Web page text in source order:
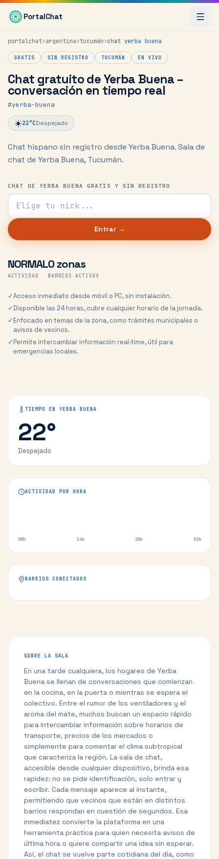
Saltar al contenido principal
PortalChat
portalchat›argentina›tucumán›chat yerba buena
GRATIS SIN REGISTRO TUCUMÁN EN VIVO
Chat gratuito de Yerba Buena –
conversación en tiempo real
#yerba-buena
☀️22°CDespejado
Chat hispano sin registro desde Yerba Buena.Sala de
chat de Yerba Buena, Tucumán.
CHAT DE YERBA BUENA GRATIS Y SIN REGISTRO
Tu nick para el chat
Entrar →
NORMAL
ACTIVIDAD
0 zonas
BARRIOS ACTIVOS
✓Acceso inmediato desde móvil o PC, sin instalación.
✓Disponible las 24 horas, cubre cualquier horario de la jornada.
✓Enfocado en temas de la zona, como trámites municipales o
avisos de vecinos.
✓Permite intercambiar información real‑time, útil para
emergencias locales.
TIEMPO EN YERBA BUENA
22°
Despejado
ACTIVIDAD POR HORA
08h 14h 20h 02h
BARRIOS CONECTADOS
SOBRE LA SALA
En una tarde cualquiera, los hogares de Yerba
Buena se llenan de conversaciones que comienzan
en la cocina, en la puerta o mientras se espera el
colectivo. Entre el rumor de los ventiladores y el
aroma del mate, muchos buscan un espacio rápido
para intercambiar información sobre horarios de
transporte, precios de los mercados o
simplemente para comentar el clima subtropical
que caracteriza la región. La sala de chat,
accesible desde cualquier dispositivo, brinda esa
rapidez: no se pide identificación, solo entrar y
escribir. Cada mensaje aparece al instante,
permitiendo que vecinos que están en distintos
barrios respondan en cuestión de segundos. Esa
inmediatez convierte la plataforma en una
herramienta práctica para quien necesita avisos de
última hora o quiere compartir una idea sin esperar.
Así, el chat se vuelve parte cotidiana del día, como